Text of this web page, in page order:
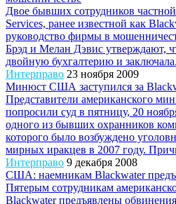
Двое бывших сотрудников
Services, ранее известной как
руководство фирмы в
Брэд и Мелан Дэвис утверждают,
двойную бухгалтерию и
Интерправо 23 ноября 2009
Минюст США заступился за
Представители американского
попросили суд в пятницу, 20
одного из бывших охранников
которого было возбуждено
мирных иракцев в 2007 году.
Интерправо 9 декабря 2008
США: наемникам Blackwater
Пятерым сотрудникам
Blackwater предъявлены